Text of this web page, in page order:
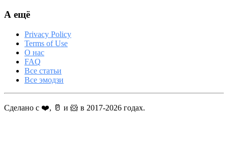
А ещё
Privacy Policy
Terms of Use
О нас
FAQ
Все статьи
Все эмодзи
Сделано с ❤️, 🥛 и 🐹 в 2017-2026 годах.